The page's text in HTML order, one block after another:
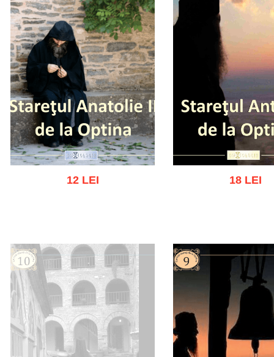
Adaugă în coș Wishlist
12 LEI
Adaugă în coș
18 LEI